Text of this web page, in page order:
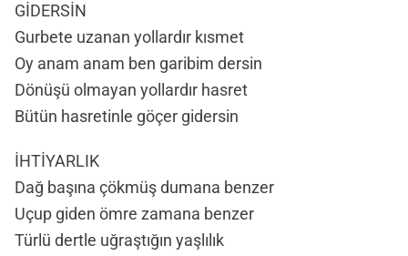
GİDERSİN
Gurbete uzanan yollardır kısmet
Oy anam anam ben garibim dersin
Dönüşü olmayan yollardır hasret
Bütün hasretinle göçer gidersin
İHTİYARLIK
Dağ başına çökmüş dumana benzer
Uçup giden ömre zamana benzer
Türlü dertle uğraştığın yaşlılık